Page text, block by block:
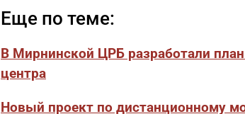
Еще по теме:
В Мирнинской ЦРБ разработали
центра
Новый проект по дистанционному